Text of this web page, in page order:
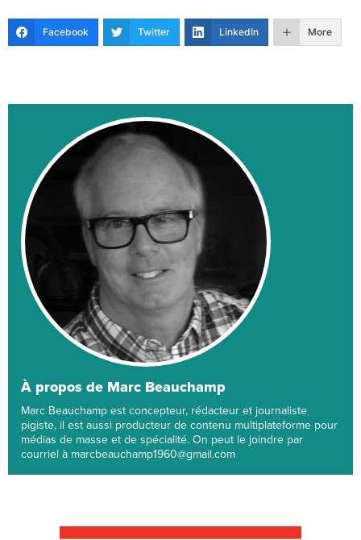
Facebook Twitter LinkedIn More
À propos de Marc Beauchamp
Marc Beauchamp est concepteur, rédacteur et journaliste
pigiste, il est aussi producteur de contenu multiplateforme pour
médias de masse et de spécialité. On peut le joindre par
courriel à marcbeauchamp1960@gmail.com